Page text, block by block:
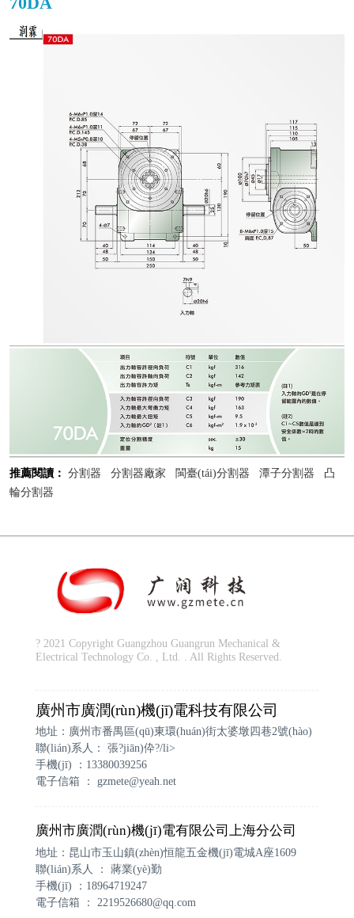
推薦閱讀： 分割器 分割器廠家 閩臺(tái)分割器 潭子分割器
凸
輪分割器
? 2021 Copyright Guangzhou Guangrun Mechanical &
Electrical Technology Co. , Ltd. . All Rights Reserved.
廣州市廣潤(rùn)機(jī)電科技有限公司
地址：廣州市番禺區(qū)東環(huán)街太婆墩四巷2號(hào)
聯(lián)系人： 張?jiān)伜?/li>
手機(jī) ：13380039256
電子信箱 ： gzmete@yeah.net
廣州市廣潤(rùn)機(jī)電有限公司上海分公司
地址：昆山市玉山鎮(zhèn)恒龍五金機(jī)電城A座1609
聯(lián)系人 ： 蔣業(yè)勤
手機(jī) ：18964719247
電子信箱 ： 2219526680@qq.com